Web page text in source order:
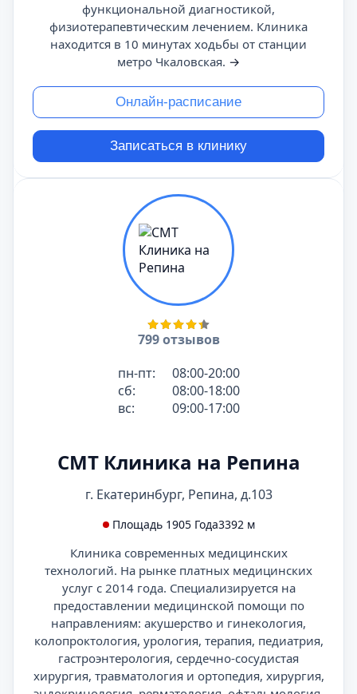
функциональной диагностикой,
физиотерапевтическим лечением. Клиника
находится в 10 минутах ходьбы от станции
метро Чкаловская. →
Онлайн-расписание
Записаться в клинику
799 отзывов
пн-пт:
08:00-20:00
сб:
08:00-18:00
вс:
09:00-17:00
СМТ Клиника на Репина
г. Екатеринбург, Репина, д.103
Площадь 1905 Года3392 м
Клиника современных медицинских
технологий. На рынке платных медицинских
услуг с 2014 года. Специализируется на
предоставлении медицинской помощи по
направлениям: акушерство и гинекология,
колопроктология, урология, терапия, педиатрия,
гастроэнтерология, сердечно-сосудистая
хирургия, травматология и ортопедия, хирургия,